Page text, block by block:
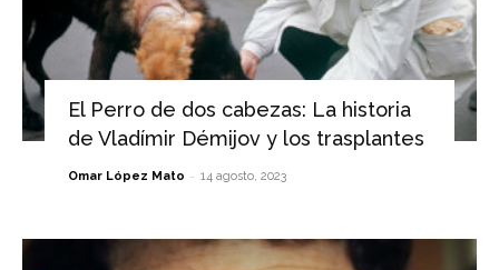
El Perro de dos cabezas: La historia
de Vladímir Démijov y los trasplantes
Omar López Mato - 14 agosto, 2023